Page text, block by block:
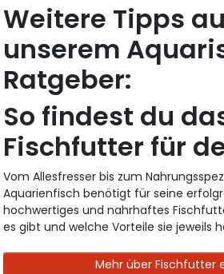
Weitere Tipps
unserem
Ratgeber:
So findest du
Fischfutter für
Vom Allesfresser bis zum
Aquarienfisch benötigt für seine
hochwertiges und nahrhaftes
es gibt und welche Vorteile sie jeweils
Mehr über Fischfutter